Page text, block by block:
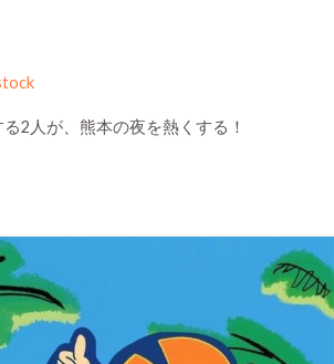
2人が、熊本の夜を熱くする！